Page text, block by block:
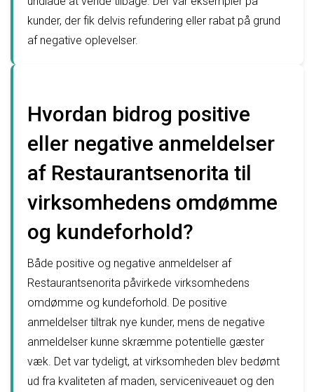
kunder, der fik delvis refundering eller rabat på grund
af negative oplevelser.
Hvordan bidrog positive
eller negative anmeldelser
af Restaurantsenorita til
virksomhedens omdømme
og kundeforhold?
Både positive og negative anmeldelser af
Restaurantsenorita påvirkede virksomhedens
omdømme og kundeforhold. De positive
anmeldelser tiltrak nye kunder, mens de negative
anmeldelser kunne skræmme potentielle gæster
væk. Det var tydeligt, at virksomheden blev bedømt
ud fra kvaliteten af maden, serviceniveauet og den